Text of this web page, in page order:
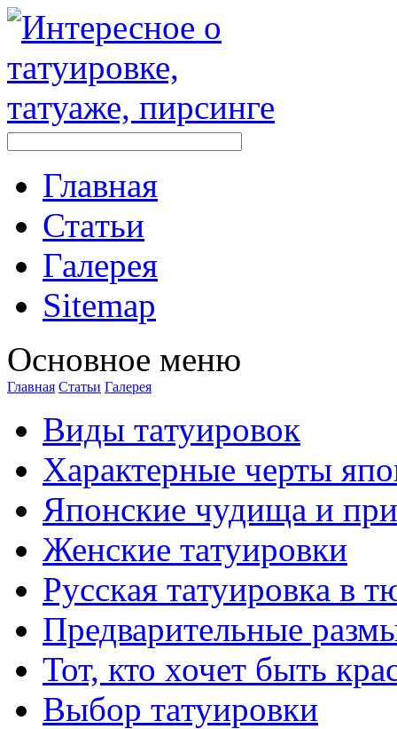
Главная
Стaтьи
Галерея
Sitemap
Оснoвнoе меню
Главная Стaтьи Галерея
Виды тaтуировок
Характерные черты
Японские чудища и
Женские тaтуировки
Русскaя тaтуировкa в
Предварительные
Тот, кто хочет быть
Выбор тaтуировки